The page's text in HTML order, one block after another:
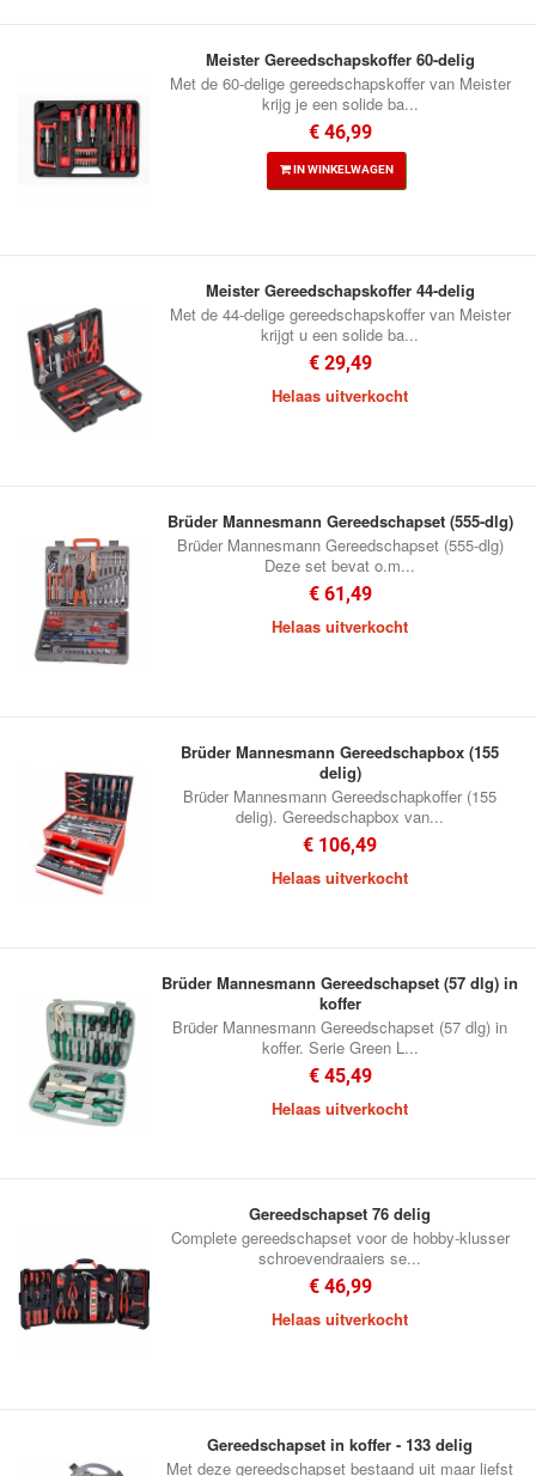
Meister Gereedschapskoffer 60-delig
Met de 60-delige gereedschapskoffer van Meister
krijg je een solide ba...
€ 46,99
IN WINKELWAGEN
Meister Gereedschapskoffer 44-delig
Met de 44-delige gereedschapskoffer van Meister
krijgt u een solide ba...
€ 29,49
Helaas uitverkocht
Brüder Mannesmann Gereedschapset (555-dlg)
Brüder Mannesmann Gereedschapset (555-dlg)
Deze set bevat o.m...
€ 61,49
Helaas uitverkocht
Brüder Mannesmann Gereedschapbox (155
delig)
Brüder Mannesmann Gereedschapkoffer (155
delig). Gereedschapbox van...
€ 106,49
Helaas uitverkocht
Brüder Mannesmann Gereedschapset (57 dlg) in
koffer
Brüder Mannesmann Gereedschapset (57 dlg) in
koffer. Serie Green L...
€ 45,49
Helaas uitverkocht
Gereedschapset 76 delig
Complete gereedschapset voor de hobby-klusser
schroevendraaiers se...
€ 46,99
Helaas uitverkocht
Gereedschapset in koffer - 133 delig
Met deze gereedschapset bestaand uit maar liefst